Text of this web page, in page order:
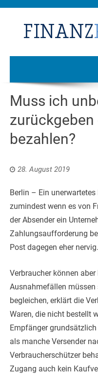
Muss ich
zurückgeben
bezahlen?
28. August 2019
Berlin – Ein
zumindest wenn es von
der Absender ein
Zahlungsaufforderung
Post dagegen eher nervig.
Verbraucher können
Ausnahmefällen müssen
begleichen, erklärt die
Waren, die nicht bestellt
Empfänger
als manche Versender
Verbraucherschützer
Zugang auch kein